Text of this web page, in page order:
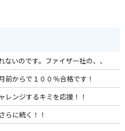
いのです。ファイザー社の、、
前からで１００％合格です！
レンジするキミを応援！！
らに続く！！